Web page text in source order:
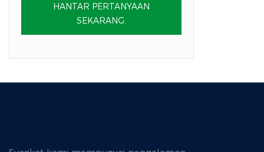
HANTAR PERTANYAAN
SEKARANG.